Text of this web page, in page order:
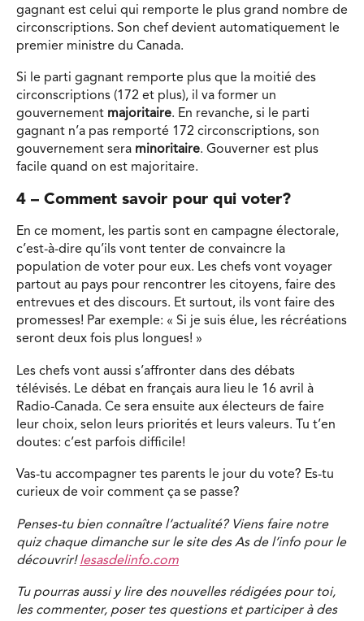
gagnant est celui qui remporte le plus grand nombre de
circonscriptions. Son chef devient automatiquement le
premier ministre du Canada.
Si le parti gagnant remporte plus que la moitié des
circonscriptions (172 et plus), il va former un
gouvernement majoritaire. En revanche, si le parti
gagnant n’a pas remporté 172 circonscriptions, son
gouvernement sera minoritaire. Gouverner est plus
facile quand on est majoritaire.
4 – Comment savoir pour qui voter?
En ce moment, les partis sont en campagne électorale,
c’est-à-dire qu’ils vont tenter de convaincre la
population de voter pour eux. Les chefs vont voyager
partout au pays pour rencontrer les citoyens, faire des
entrevues et des discours. Et surtout, ils vont faire des
promesses! Par exemple: « Si je suis élue, les récréations
seront deux fois plus longues! »
Les chefs vont aussi s’affronter dans des débats
télévisés. Le débat en français aura lieu le 16 avril à
Radio-Canada. Ce sera ensuite aux électeurs de faire
leur choix, selon leurs priorités et leurs valeurs. Tu t’en
doutes: c’est parfois difficile!
Vas-tu accompagner tes parents le jour du vote? Es-tu
curieux de voir comment ça se passe?
Penses-tu bien connaître l’actualité? Viens faire notre
quiz chaque dimanche sur le site des As de l’info pour le
découvrir!lesasdelinfo.com
Tu pourras aussi y lire des nouvelles rédigées pour toi,
les commenter, poser tes questions et participer à des